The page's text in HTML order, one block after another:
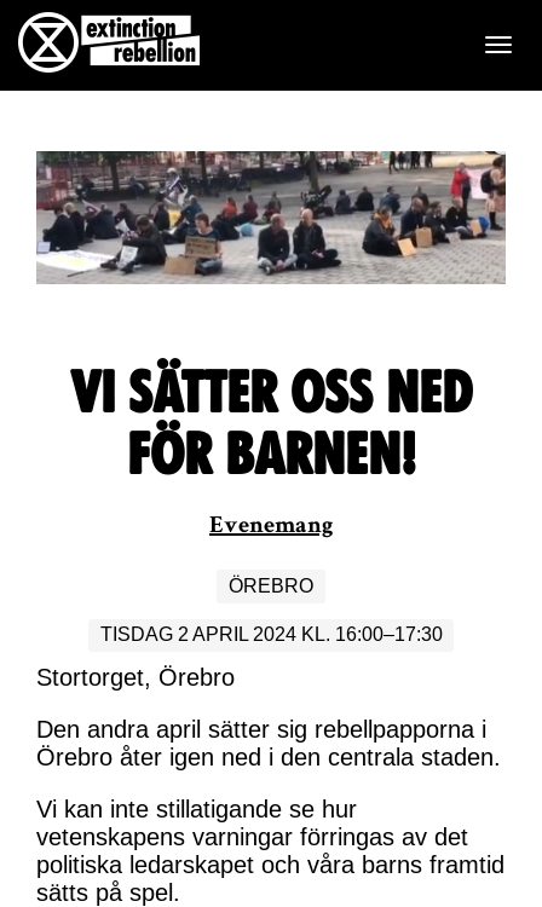
T
o
g
g
l
e
Vi sätter oss ned
för barnen!
Evenemang
ÖREBRO
TISDAG 2 APRIL 2024 KL. 16:00–17:30
Stortorget, Örebro
Den andra april sätter sig rebellpapporna i
Örebro åter igen ned i den centrala staden.
Vi kan inte stillatigande se hur
vetenskapens varningar förringas av det
politiska ledarskapet och våra barns framtid
sätts på spel.